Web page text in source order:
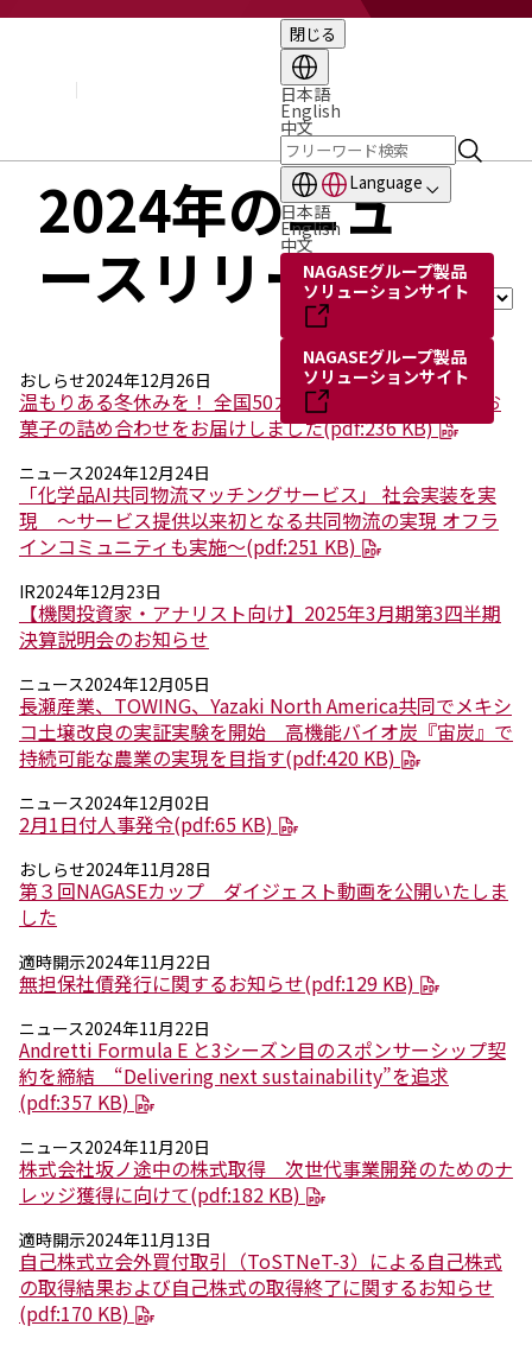
閉じる
日本語
English
中文
Language
日本語
English
中文
NAGASEグループ製品
ソリューションサイト
NAGASEグループ製品
ソリューションサイト
役員・執行役員
国内・海外のNAGASEグループ
2026年
2025年
2024年
2023年
2022年
2021年
2020年
2018年
2017年
2016年
2015年
2014年
事業案内
機能化学品事業部
スペシャリティケミカル事業部
ポリマーグローバルアカウント事業部
エレクトロニクス事業部
先進機能材料事業部
ライフ＆ヘルスケア製品事業部
ナガセバイオイノベーションセンター
ナガセアプリケーションワークショップ
未来共創室
NAGASEバイオテック室
IR（投資家情報）
2024年のニュ
ースリリース
年を選
択：
おしらせ2024年12月26日
温もりある冬休みを！ 全国50カ所の「こども食堂」にお
菓子の詰め合わせをお届けしました(pdf:236 KB)
ニュース2024年12月24日
「化学品AI共同物流マッチングサービス」 社会実装を実
現 ～サービス提供以来初となる共同物流の実現 オフラ
インコミュニティも実施～(pdf:251 KB)
IR2024年12月23日
【機関投資家・アナリスト向け】2025年3月期第3四半期
決算説明会のお知らせ
ニュース2024年12月05日
長瀬産業、TOWING、Yazaki North America共同でメキシ
コ土壌改良の実証実験を開始 高機能バイオ炭『宙炭』で
持続可能な農業の実現を目指す(pdf:420 KB)
ニュース2024年12月02日
2月1日付人事発令(pdf:65 KB)
おしらせ2024年11月28日
第３回NAGASEカップ ダイジェスト動画を公開いたしま
した
適時開示2024年11月22日
無担保社債発行に関するお知らせ(pdf:129 KB)
ニュース2024年11月22日
Andretti Formula E と3シーズン目のスポンサーシップ契
約を締結 “Delivering next sustainability”を追求
(pdf:357 KB)
ニュース2024年11月20日
株式会社坂ノ途中の株式取得 次世代事業開発のためのナ
レッジ獲得に向けて(pdf:182 KB)
適時開示2024年11月13日
自己株式立会外買付取引（ToSTNeT-3）による自己株式
の取得結果および自己株式の取得終了に関するお知らせ
(pdf:170 KB)